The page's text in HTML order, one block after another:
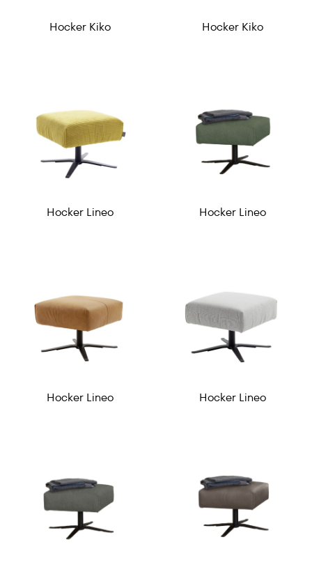
Hocker Kiko Hocker Kiko
Hocker Lineo Hocker Lineo
Hocker Lineo Hocker Lineo